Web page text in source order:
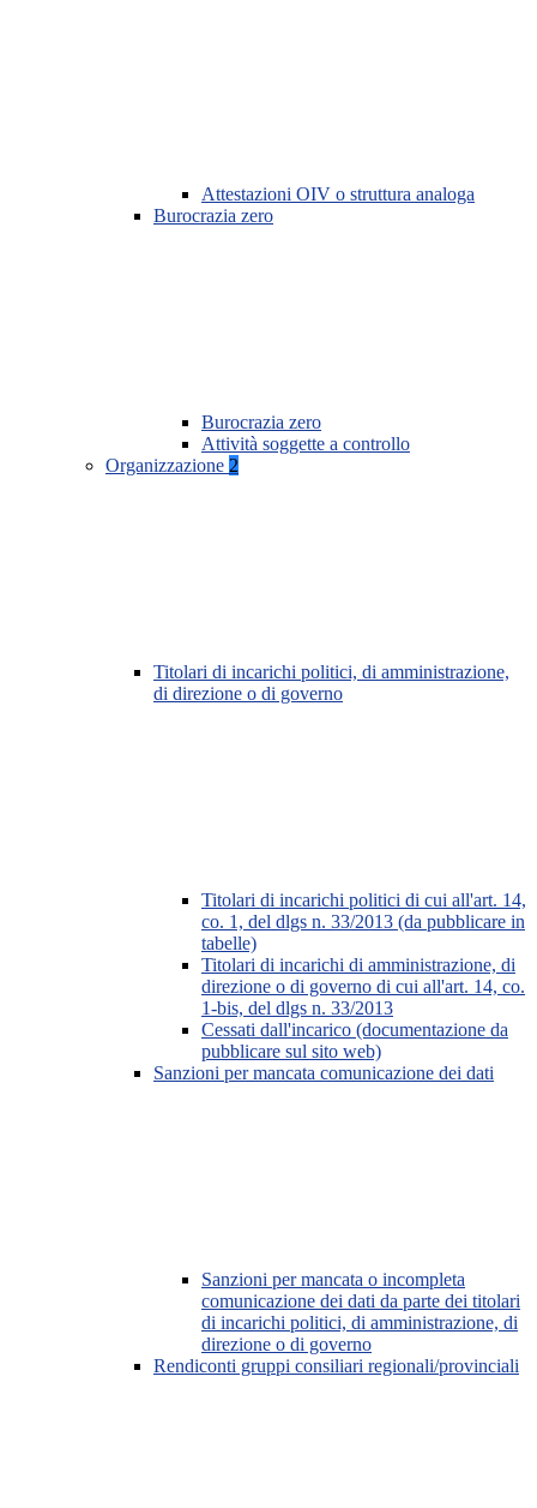
Attestazioni OIV o struttura analoga
Burocrazia zero
Burocrazia zero
Attività soggette a controllo
Organizzazione 2
Titolari di incarichi politici, di amministrazione,
di direzione o di governo
Titolari di incarichi politici di cui all'art. 14,
co. 1, del dlgs n. 33/2013 (da pubblicare in
tabelle)
Titolari di incarichi di amministrazione, di
direzione o di governo di cui all'art. 14, co.
1-bis, del dlgs n. 33/2013
Cessati dall'incarico (documentazione da
pubblicare sul sito web)
Sanzioni per mancata comunicazione dei dati
Sanzioni per mancata o incompleta
comunicazione dei dati da parte dei titolari
di incarichi politici, di amministrazione, di
direzione o di governo
Rendiconti gruppi consiliari regionali/provinciali